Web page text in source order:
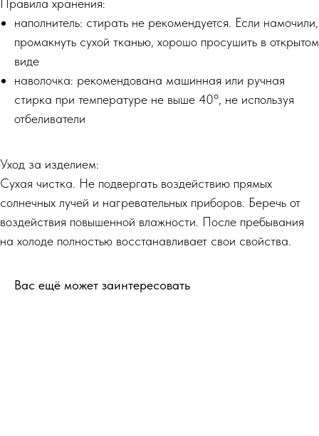
Правила хранения:
наполнитель: стирать не рекомендуется. Если намочили,
промакнуть сухой тканью, хорошо просушить в открытом
виде
наволочка: рекомендована машинная или ручная
стирка при температуре не выше 40º, не используя
отбеливатели
Уход за изделием:
Cухая чистка. Не подвергать воздействию прямых
солнечных лучей и нагревательных приборов. Беречь от
воздействия повышенной влажности. После пребывания
на холоде полностью восстанавливает свои свойства.
Вас ещё может заинтересовать